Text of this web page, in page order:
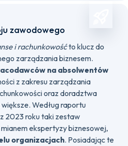
zawodowego
i rachunkowośćto klucz do
zarządzania biznesem.
na absolwentów
z zakresu zarządzania
oraz doradztwa
Według raportu
2023 roku taki zestaw
ekspertyzy biznesowej,
organizacjach. Posiadając te